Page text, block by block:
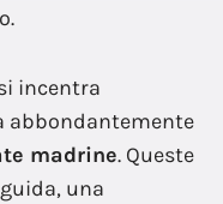
incentra
abbondantemente
madrine. Queste
una